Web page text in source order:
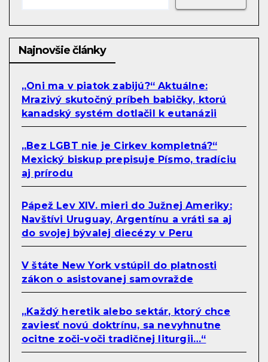
Najnovšie články
„Oni ma v piatok zabijú?“ Aktuálne:
Mrazivý skutočný príbeh babičky, ktorú
kanadský systém dotlačil k eutanázii
„Bez LGBT nie je Cirkev kompletná?“
Mexický biskup prepisuje Písmo, tradíciu
aj prírodu
Pápež Lev XIV. mieri do Južnej Ameriky:
Navštívi Uruguay, Argentínu a vráti sa aj
do svojej bývalej diecézy v Peru
V štáte New York vstúpil do platnosti
zákon o asistovanej samovražde
„Každý heretik alebo sektár, ktorý chce
zaviesť novú doktrínu, sa nevyhnutne
ocitne zoči-voči tradičnej liturgii…“